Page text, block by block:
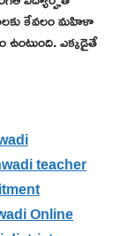
కేవలం మహిళా
ఉంటుంది. ఎక్కడైతే
teacher
Online